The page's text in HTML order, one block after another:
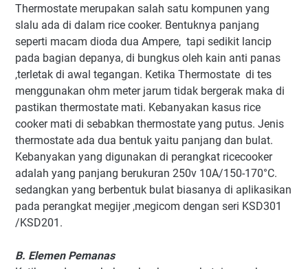
Thermostate merupakan salah satu kompunen yang
slalu ada di dalam rice cooker. Bentuknya panjang
seperti macam dioda dua Ampere, tapi sedikit lancip
pada bagian depanya, di bungkus oleh kain anti panas
,terletak di awal tegangan. Ketika Thermostate di tes
menggunakan ohm meter jarum tidak bergerak maka di
pastikan thermostate mati. Kebanyakan kasus rice
cooker mati di sebabkan thermostate yang putus. Jenis
thermostate ada dua bentuk yaitu panjang dan bulat.
Kebanyakan yang digunakan di perangkat ricecooker
adalah yang panjang berukuran 250v 10A/150-170°C.
sedangkan yang berbentuk bulat biasanya di aplikasikan
pada perangkat megijer ,megicom dengan seri KSD301
/KSD201.
B. Elemen Pemanas